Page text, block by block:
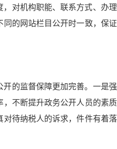
对机构职能、联系方式、办
的网站栏目公开时一致，保
的监督保障更加完善。一是
不断提升政务公开人员的素
待纳税人的诉求，件件有着